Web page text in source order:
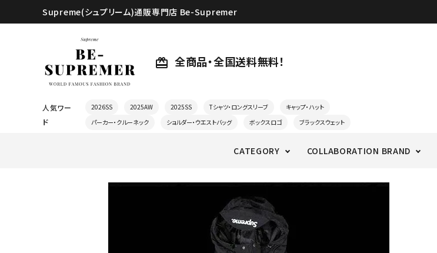
Supreme(シュプリーム)通販専門店 Be-Supremer
card_giftcard 全商品・全国送料無料！
人気ワー
ド
2026SS 2025AW 2025SS Tシャツ・ロングスリーブ
キャップ・ハット
パーカー・クルーネック
ショルダー・ウエストバッグ ボックスロゴ ブラックスウェット
CATEGORY COLLABORATION BRAND